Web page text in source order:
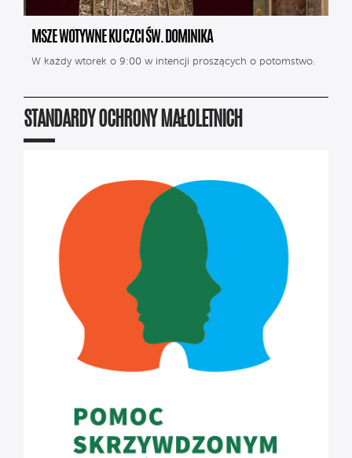
MSZE WOTYWNE KU CZCI ŚW. DOMINIKA
W każdy wtorek o 9:00 w intencji proszących o potomstwo.
STANDARDY OCHRONY MAŁOLETNICH